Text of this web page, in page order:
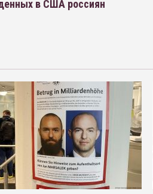
в США россиян